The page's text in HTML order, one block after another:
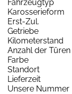
Fahrzeugtyp
Karosserieform
Erst-Zul.
Getriebe
Kilometerstand
Anzahl der Türen
Farbe
Standort
Lieferzeit
Unsere Nummer